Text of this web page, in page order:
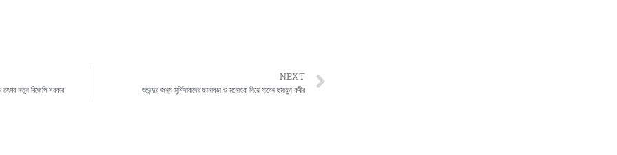
নতুন বিজেপি সরকার
NEXT
শুভেন্দুর জন্য মুর্শিদাবাদের ছানাবড়া ও মনোহরা নিয়ে যাবেন হুমায়ুন কবীর